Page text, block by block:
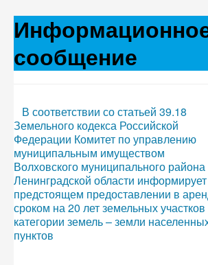
сообщение
В соответствии со статьей 39.18
Земельного кодекса Российской
Федерации Комитет по управлению
муниципальным имуществом
Волховского муниципального района
Ленинградской области
предстоящем предоставлении в
сроком на 20 лет земельных участков
категории земель – земли
пунктов